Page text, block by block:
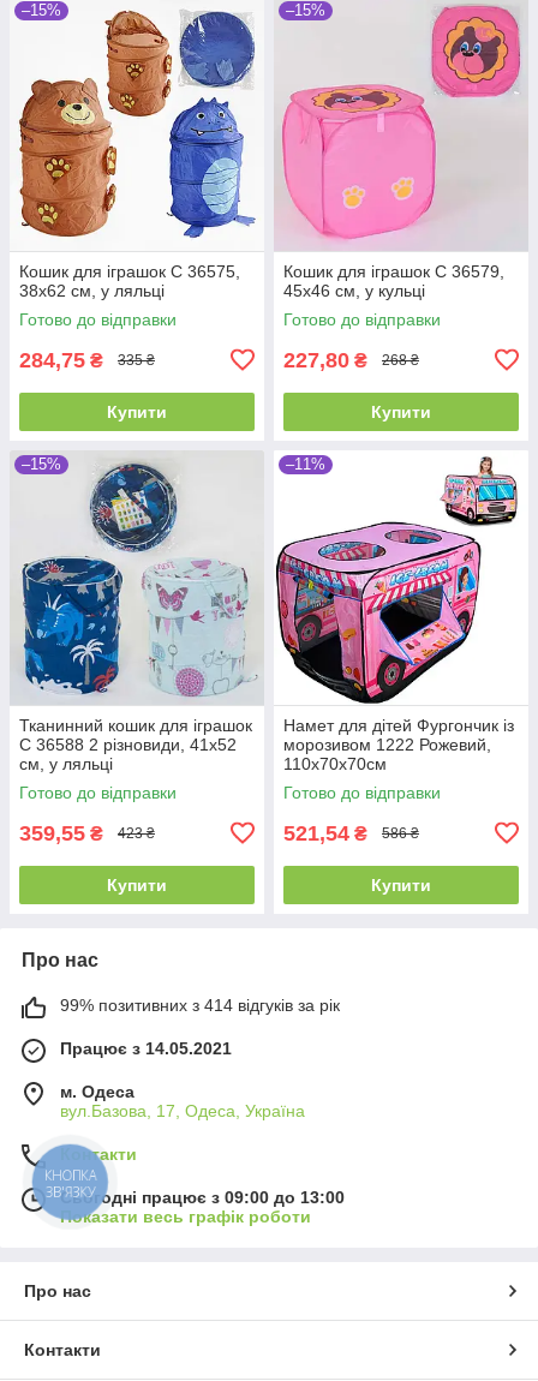
–15%
Кошик для іграшок C 36575,
38х62 см, у ляльці
Готово до відправки
284,75 ₴ 335 ₴
Купити
–15%
Кошик для іграшок C 36579,
45х46 см, у кульці
Готово до відправки
227,80 ₴ 268 ₴
Купити
–15%
Тканинний кошик для іграшок
С 36588 2 різновиди, 41х52
см, у ляльці
Готово до відправки
359,55 ₴ 423 ₴
Купити
–11%
Намет для дітей Фургончик із
морозивом 1222 Рожевий,
110х70х70см
Готово до відправки
521,54 ₴ 586 ₴
Купити
Про нас
99% позитивних з 414 відгуків за рік
Працює з 14.05.2021
м. Одеса
вул.Базова, 17, Одеса, Україна
Контакти
Сьогодні працює з 09:00 до 13:00
Показати весь графік роботи
Про нас
Контакти
КНОПКА
ЗВ'ЯЗКУ